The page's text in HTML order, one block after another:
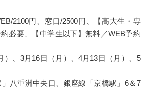
2100円、窓口/2500円、【高大生・専
必要、【中学生以下】無料／WEB予約
）、3月16日（月）、4月13日（月）、5
八重洲中央口、銀座線「京橋駅」6＆7